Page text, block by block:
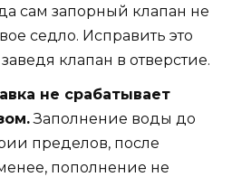
сам запорный клапан не
седло. Исправить это
клапан в отверстие.
не срабатывает
Заполнение воды до
пределов, после
пополнение не